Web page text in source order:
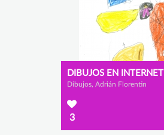
DIBUJOS EN INTERNET
Dibujos, Adrián Florentin
3